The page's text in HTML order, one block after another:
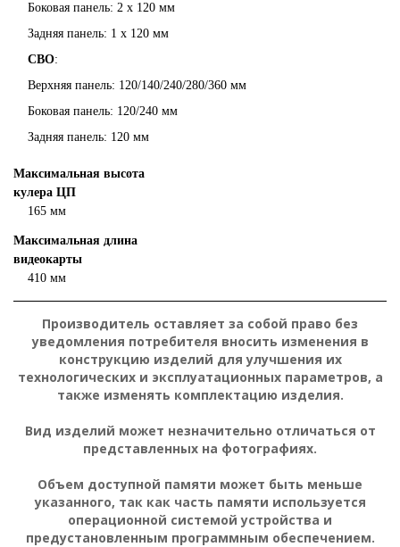
Боковая панель: 2 x 120 мм
Задняя панель: 1 x 120 мм
СВО:
Верхняя панель: 120/140/240/280/360 мм
Боковая панель: 120/240 мм
Задняя панель: 120 мм
Максимальная высота
кулера ЦП
165 мм
Максимальная длина
видеокарты
410 мм
Производитель оставляет за собой право без
уведомления потребителя вносить изменения в
конструкцию изделий для улучшения их
технологических и эксплуатационных параметров, а
также изменять комплектацию изделия.
Вид изделий может незначительно отличаться от
представленных на фотографиях.
Объем доступной памяти может быть меньше
указанного, так как часть памяти используется
операционной системой устройства и
предустановленным программным обеспечением.